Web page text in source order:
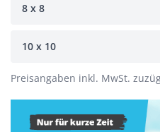
8 x 8
10 x 10
Preisangaben inkl. MwSt.